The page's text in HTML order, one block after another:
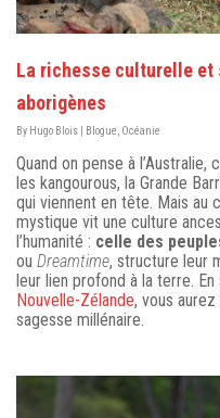
La richesse culturelle
aborigènes
By Hugo Blois Blogue, Océanie
Quand on pense à
les kangourous, la Grande
qui viennent en tête. Mais
mystique vit une culture
l’humanité : celle des
ou Dreamtime, structure leur
leur lien profond à la terre.
Nouvelle-Zélande, vous
sagesse millénaire.